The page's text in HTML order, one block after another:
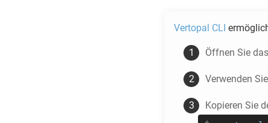
Vertopal CLI
Öffnen Sie
Verwenden Sie
Kopieren Sie